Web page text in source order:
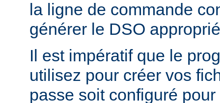
la ligne de commande
générer le DSO
Il est impératif que le
utilisez pour créer vos
passe soit configuré